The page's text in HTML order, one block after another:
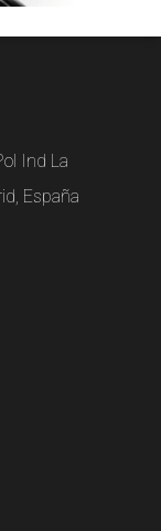
Ind La
España